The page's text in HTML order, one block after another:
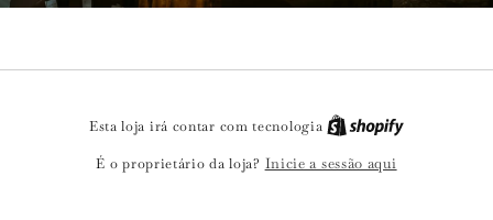
Esta loja irá contar com tecnologia
É o proprietário da loja? Inicie a sessão aqui